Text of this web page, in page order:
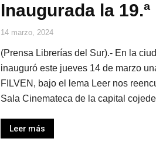
Inaugurada la
14 marzo, 2024
(Prensa Librerías del Sur).- En la
inauguró este jueves 14 de marzo
FILVEN, bajo el lema Leer nos
Sala Cinemateca de la capital
Leer más